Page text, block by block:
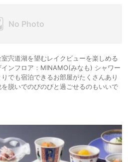
宍道湖を望むレイクビューを楽しめる
ンフロア：MINAMO(みなも) シャワー
でも宿泊できるお部屋がたくさんあり
脱いでのびのびと過ごせるのもいいで